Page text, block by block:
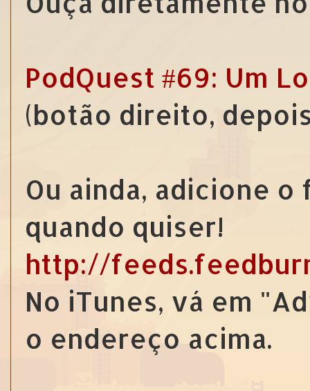
PodQuest #69: Um
(botão direito,
Ou ainda, adicione
quando quiser!
http://
No iTunes, vá em
o endereço acima.